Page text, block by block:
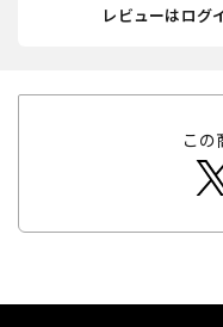
レビューはログ
この